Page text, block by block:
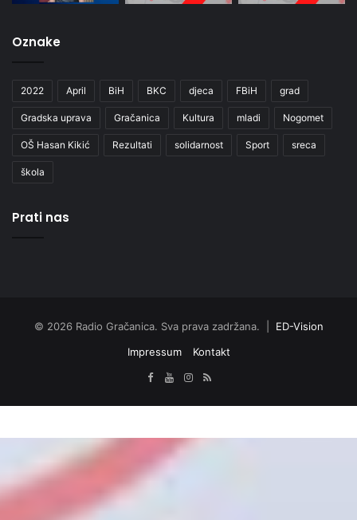
Oznake
2022 April BiH BKC djeca FBiH grad
Gradska uprava Gračanica Kultura mladi Nogomet
OŠ Hasan Kikić Rezultati solidarnost Sport sreca
škola
Prati nas
© 2026 Radio Gračanica. Sva prava zadržana. | ED-Vision
Impressum
Kontakt